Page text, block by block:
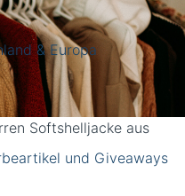
& Europa
und Giveaways
Softshelljacke aus